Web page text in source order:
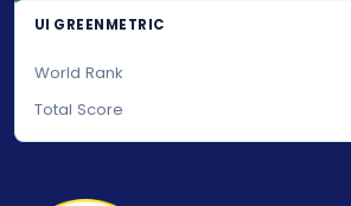
UI GREENMETRIC
World Rank
Total Score